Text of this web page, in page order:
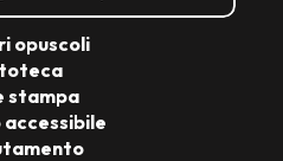
opuscoli
stampa
accessibile